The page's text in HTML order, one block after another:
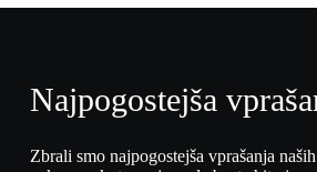
Najpogostejša
Zbrali smo najpogostejša vprašanja